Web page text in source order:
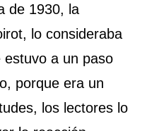
de 1930, la
lo consideraba
estuvo a un paso
porque era un
los lectores lo